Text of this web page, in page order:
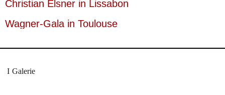
Christian Elsner in Lissabon
Wagner-Gala in Toulouse
Galerie